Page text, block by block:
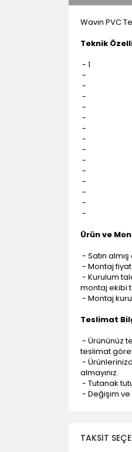
Wavin PVC
Teknik
- 1
-
-
-
-
-
-
-
-
-
-
-
-
-
-
Ürün ve
- Satın
- Montaj
- Kurulum
montaj ekibi
- Montaj
Teslimat
- Ürününüz
teslimat
-
almayınız.
- Tutanak
- Değişim ve
TAKSIT